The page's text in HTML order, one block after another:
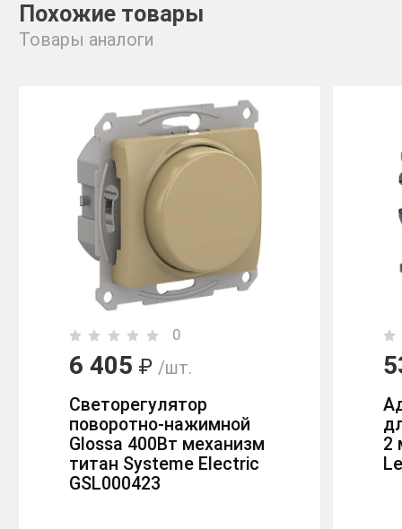
Похожие товары
Товары аналоги
0
6 405 ₽ /шт.
Светорегулятор
поворотно-нажимной
Glossa 400Вт механизм
титан Systeme Electric
GSL000423
2